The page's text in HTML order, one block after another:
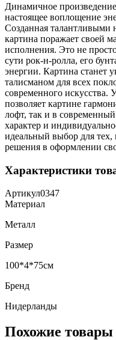
Динамичное
настоящее воплощение
Созданная талантливыми
картина поражает своей
исполнения. Это не
сути рок-н-ролла, его
энергии. Картина станет
талисманом для всех
современного искусства.
позволяет картине
лофт, так и в современный
характер и
идеальный выбор для
решения в оформлении
Характеристики
Артикул0347
Материал
Металл
Размер
100*4*75см
Бренд
Нидерланды
Похожие товары